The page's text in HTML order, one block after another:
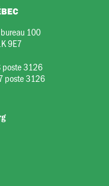
100
9E7
3126
poste 3126